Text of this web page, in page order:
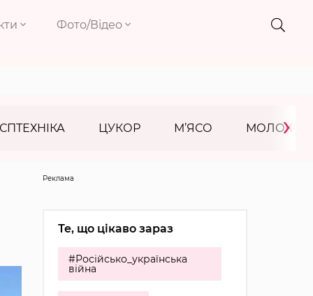
Фото/Відео
ЦУКОР М’ЯСО МОЛОКО
›
Реклама
Те, що цікаво зараз
#Російсько_українська
війна